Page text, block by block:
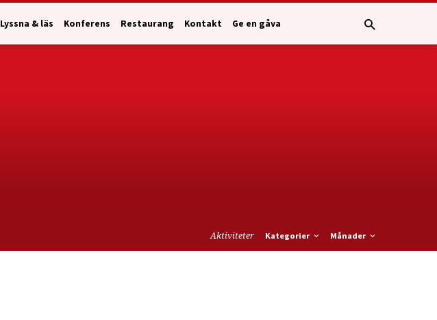
Lyssna & läs Konferens Restaurang Kontakt Ge en gåva
Aktiviteter Kategorier Månader